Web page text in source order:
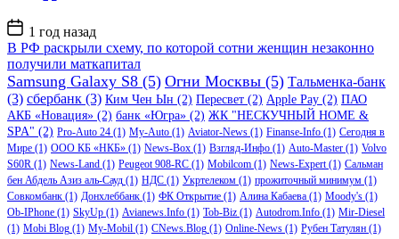
Дата
записи
1 год назад
В РФ раскрыли схему, по которой сотни женщин незаконно
получили маткапитал
Samsung Galaxy S8 (5) Огни Москвы (5) Тальменка-банк
(3) сбербанк (3) Ким Чен Ын (2) Пересвет (2) Apple Pay (2) ПАО
АКБ «Новация» (2) банк «Югра» (2) ЖК "НЕСКУЧНЫЙ HOME &
SPA" (2) Pro-Auto 24 (1) My-Auto (1) Aviator-News (1) Finanse-Info (1) Сегодня в
Мире (1) ООО КБ «НКБ» (1) News-Box (1) Взгляд-Инфо (1) Auto-Master (1) Volvo
S60R (1) News-Land (1) Peugeot 908-RC (1) Mobilcom (1) News-Expert(1) Сальман
бен Абдель Азиз аль-Сауд (1) НДС (1) Укртелеком (1) прожиточный минимум (1)
Совкомбанк (1) Донхлеббанк (1) ФК Открытие (1) Алина Кабаева (1) Moody's (1)
Ob-IPhone (1) SkyUp (1) Avianews.Info (1) Tob-Biz (1) Autodrom.Info (1) Mir-Diesel
(1) Mobi Blog (1) My-Mobil (1) CNews.Blog (1) Online-News (1) Рубен Татулян (1)